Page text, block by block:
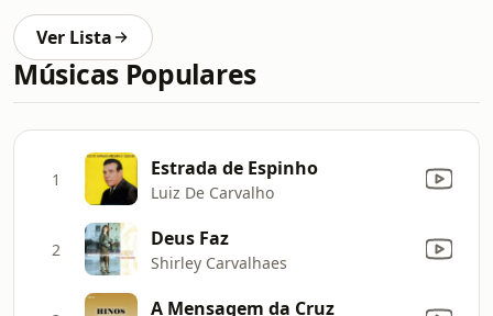
Ver Lista
Músicas Populares
1 Estrada de Espinho
Luiz De Carvalho
2 Deus Faz
Shirley Carvalhaes
A Mensagem da Cruz